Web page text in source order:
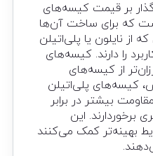
بر قیمت کیسه‌های
که برای ساخت آن‌ها
از نایلون یا پلی‌اتیلن
را دارند. کیسه‌های
از کیسه‌های
کیسه‌های پلی‌اتیلن
بیشتر در برابر
برخوردارند. این
بهینه‌تر کمک می‌کنند